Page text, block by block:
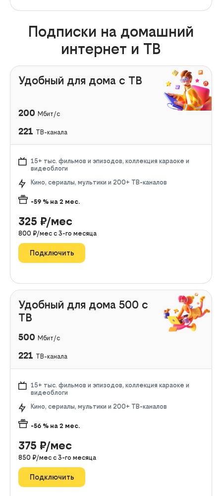
Подписки на домашний
интернет и ТВ
Удобный для дома с ТВ
200 Мбит/с
221 ТВ-канала
15+ тыс. фильмов и эпизодов, коллекция караоке и
видеоблоги
Кино, сериалы, мультики и 200+ ТВ-каналов
-59 % на 2 мес.
325 ₽/мес
800 ₽/мес с 3-го месяца
Подключить
Удобный для дома 500 с
ТВ
500 Мбит/с
221 ТВ-канала
15+ тыс. фильмов и эпизодов, коллекция караоке и
видеоблоги
Кино, сериалы, мультики и 200+ ТВ-каналов
-56 % на 2 мес.
375 ₽/мес
850 ₽/мес с 3-го месяца
Подключить